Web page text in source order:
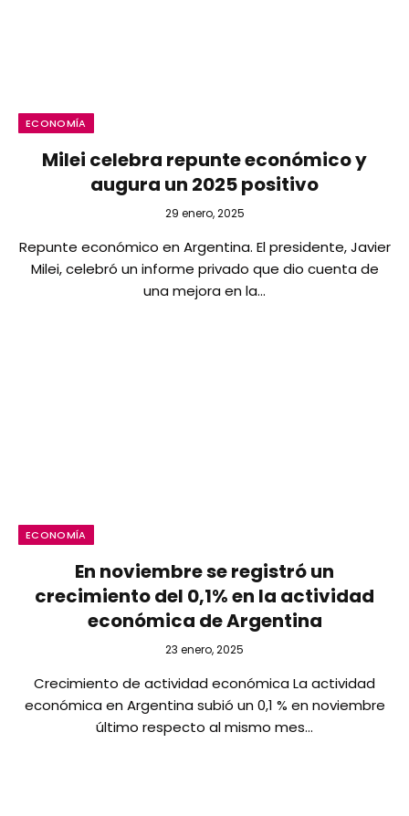
ECONOMÍA
Milei celebra repunte económico y
augura un 2025 positivo
29 enero, 2025
Repunte económico en Argentina. El presidente, Javier
Milei, celebró un informe privado que dio cuenta de
una mejora en la…
ECONOMÍA
En noviembre se registró un
crecimiento del 0,1% en la actividad
económica de Argentina
23 enero, 2025
Crecimiento de actividad económica La actividad
económica en Argentina subió un 0,1 % en noviembre
último respecto al mismo mes…